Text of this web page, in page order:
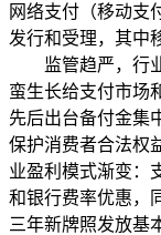
网络支付（移动支
发行和受理，其中
监管趋严，行业
蛮生长给支付市场
先后出台备付金集
保护消费者合法权
业盈利模式渐变：
和银行费率优惠，
三年新牌照发放基